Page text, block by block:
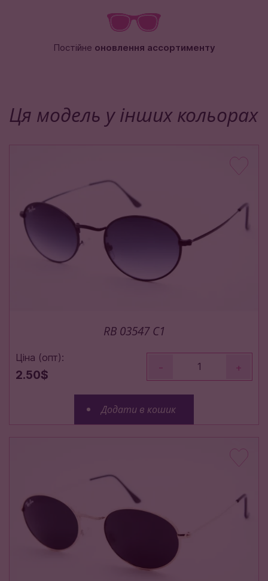
Постійне оновлення ассортименту
Ця модель у інших кольорах
RB 03547 C1
Ціна (опт):
2.50$
- +
Додати в кошик